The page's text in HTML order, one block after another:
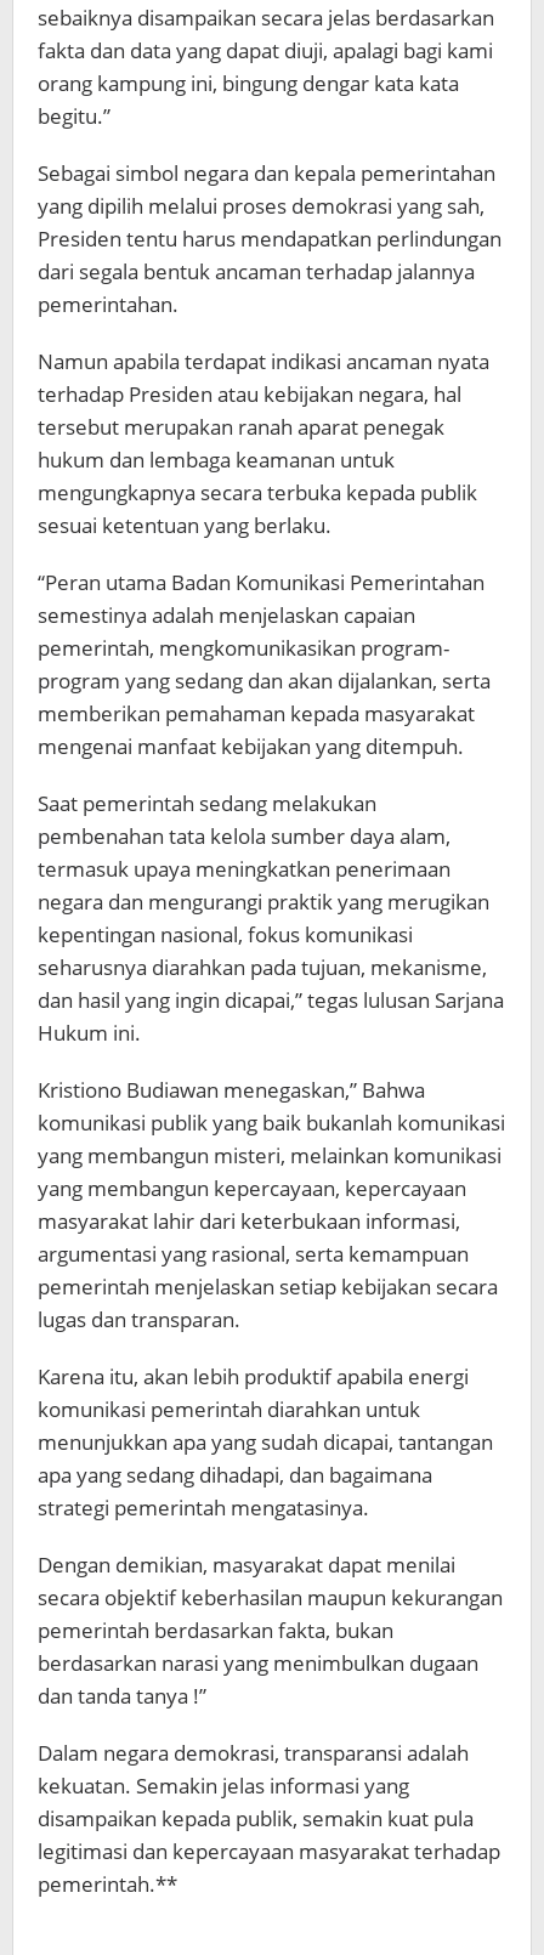
sebaiknya disampaikan secara jelas berdasarkan
fakta dan data yang dapat diuji, apalagi bagi kami
orang kampung ini, bingung dengar kata kata
begitu.”
Sebagai simbol negara dan kepala pemerintahan
yang dipilih melalui proses demokrasi yang sah,
Presiden tentu harus mendapatkan perlindungan
dari segala bentuk ancaman terhadap jalannya
pemerintahan.
Namun apabila terdapat indikasi ancaman nyata
terhadap Presiden atau kebijakan negara, hal
tersebut merupakan ranah aparat penegak
hukum dan lembaga keamanan untuk
mengungkapnya secara terbuka kepada publik
sesuai ketentuan yang berlaku.
“Peran utama Badan Komunikasi Pemerintahan
semestinya adalah menjelaskan capaian
pemerintah, mengkomunikasikan program-
program yang sedang dan akan dijalankan, serta
memberikan pemahaman kepada masyarakat
mengenai manfaat kebijakan yang ditempuh.
Saat pemerintah sedang melakukan
pembenahan tata kelola sumber daya alam,
termasuk upaya meningkatkan penerimaan
negara dan mengurangi praktik yang merugikan
kepentingan nasional, fokus komunikasi
seharusnya diarahkan pada tujuan, mekanisme,
dan hasil yang ingin dicapai,” tegas lulusan Sarjana
Hukum ini.
Kristiono Budiawan menegaskan,” Bahwa
komunikasi publik yang baik bukanlah komunikasi
yang membangun misteri, melainkan komunikasi
yang membangun kepercayaan, kepercayaan
masyarakat lahir dari keterbukaan informasi,
argumentasi yang rasional, serta kemampuan
pemerintah menjelaskan setiap kebijakan secara
lugas dan transparan.
Karena itu, akan lebih produktif apabila energi
komunikasi pemerintah diarahkan untuk
menunjukkan apa yang sudah dicapai, tantangan
apa yang sedang dihadapi, dan bagaimana
strategi pemerintah mengatasinya.
Dengan demikian, masyarakat dapat menilai
secara objektif keberhasilan maupun kekurangan
pemerintah berdasarkan fakta, bukan
berdasarkan narasi yang menimbulkan dugaan
dan tanda tanya !”
Dalam negara demokrasi, transparansi adalah
kekuatan. Semakin jelas informasi yang
disampaikan kepada publik, semakin kuat pula
legitimasi dan kepercayaan masyarakat terhadap
pemerintah.**